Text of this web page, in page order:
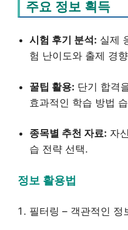
주요 정보 획득
시험 후기 분석: 실제
험 난이도와 출제 경
꿀팁 활용: 단기 합격
효과적인 학습 방법
종목별 추천 자료: 자
습 전략 선택.
정보 활용법
필터링 – 객관적인 정